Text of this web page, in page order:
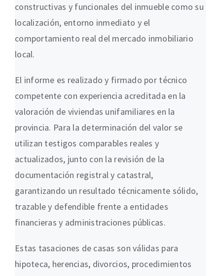
constructivas y funcionales del inmueble como su
localización, entorno inmediato y el
comportamiento real del mercado inmobiliario
local.
El informe es realizado y firmado por técnico
competente con experiencia acreditada en la
valoración de viviendas unifamiliares en la
provincia. Para la determinación del valor se
utilizan testigos comparables reales y
actualizados, junto con la revisión de la
documentación registral y catastral,
garantizando un resultado técnicamente sólido,
trazable y defendible frente a entidades
financieras y administraciones públicas.
Estas tasaciones de casas son válidas para
hipoteca, herencias, divorcios, procedimientos